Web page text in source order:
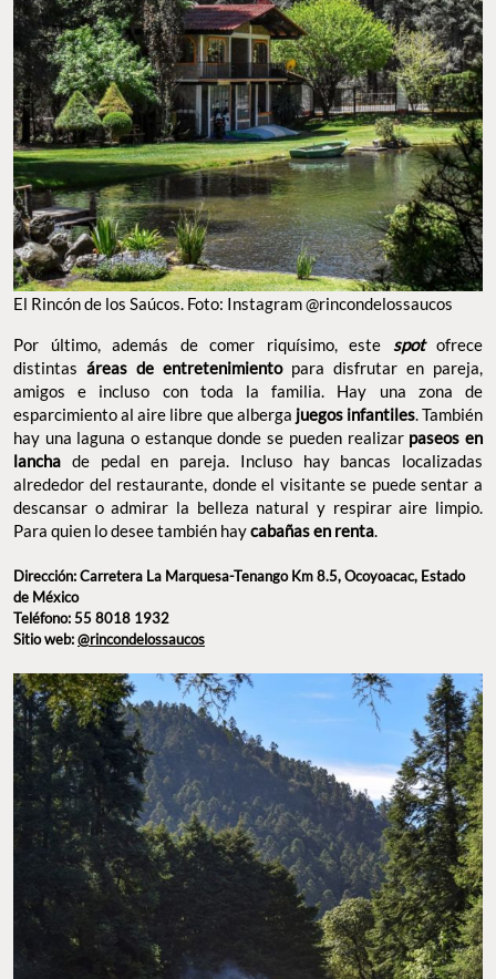
El Rincón de los Saúcos. Foto: Instagram @rincondelossaucos
Por último, además de comer riquísimo, este spotofrece
distintas áreas de entretenimiento para disfrutar en pareja,
amigos e incluso con toda la familia. Hay una zona de
esparcimiento al aire libre que alberga juegos infantiles. También
hay una laguna o estanque donde se pueden realizarpaseos en
lancha de pedal en pareja. Incluso hay bancas localizadas
alrededor del restaurante, donde el visitante se puede sentar a
descansar o admirar la belleza natural y respirar aire limpio.
Para quien lo desee también haycabañas en renta.
Dirección: Carretera La Marquesa-Tenango Km 8.5, Ocoyoacac, Estado
de México
Teléfono: 55 8018 1932
Sitio web:@rincondelossaucos